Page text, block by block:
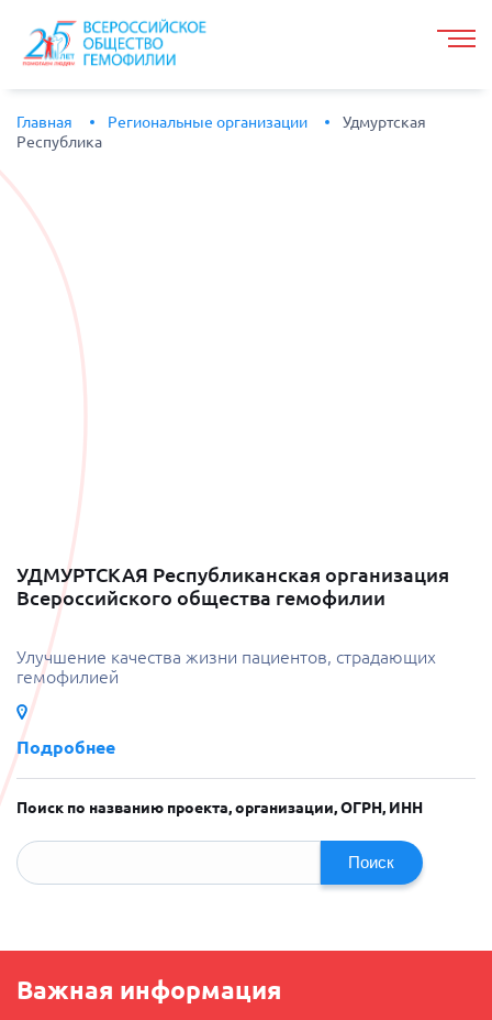
Главная Региональные организации
Удмуртская
Республика
УДМУРТСКАЯ Республиканская организация
Всероссийского общества гемофилии
Улучшение качества жизни пациентов, страдающих
гемофилией
Подробнее
Поиск по названию проекта, организации, ОГРН, ИНН
Поиск
Важная информация